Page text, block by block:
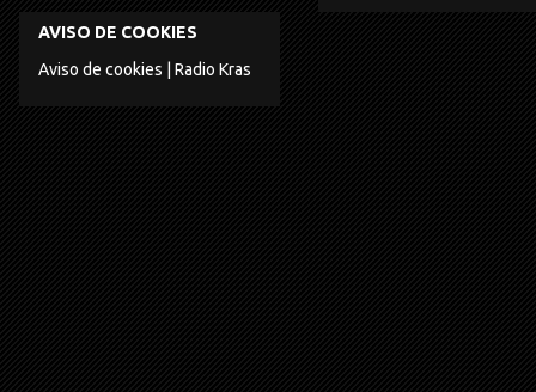
AVISO DE COOKIES
Aviso de cookies | Radio Kras